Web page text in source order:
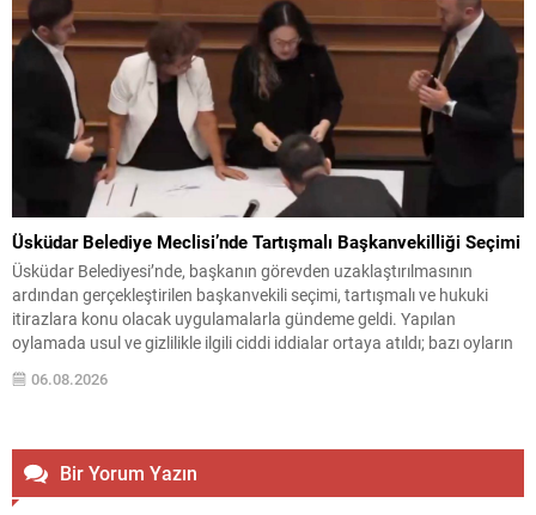
Üsküdar Belediye Meclisi’nde Tartışmalı Başkanvekilliği Seçimi
Üsküdar Belediyesi’nde, başkanın görevden uzaklaştırılmasının
ardından gerçekleştirilen başkanvekili seçimi, tartışmalı ve hukuki
itirazlara konu olacak uygulamalarla gündeme geldi. Yapılan
oylamada usul ve gizlilikle ilgili ciddi iddialar ortaya atıldı; bazı oyların
geçersiz sayılması ve meclis içindeki yönlendirmeler kamuoyunda
tepkilere yol açtı. Seçim sürecinde yaşanan gelişmeler, parti grupları
06.08.2026
Bir Yorum Yazın